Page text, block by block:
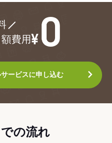
費用
ービスに申し込む
の流れ